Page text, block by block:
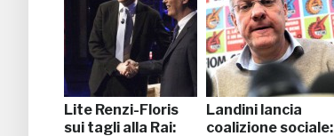
Lite Renzi-Floris
sui tagli alla Rai:
Landini lancia
coalizione sociale: